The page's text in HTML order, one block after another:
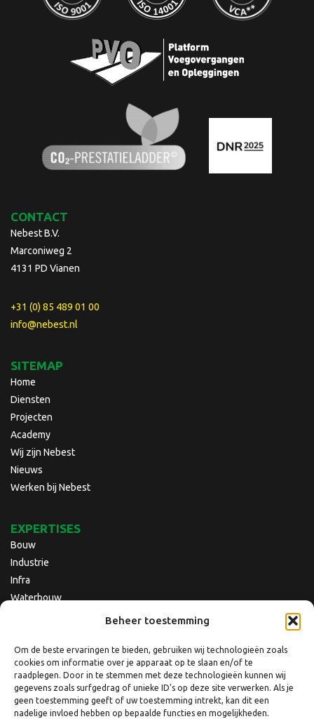
Beheer toestemming
Om de beste ervaringen te bieden, gebruiken wij technologieën zoals
cookies om informatie over je apparaat op te slaan en/of te
raadplegen. Door in te stemmen met deze technologieën kunnen wij
gegevens zoals surfgedrag of unieke ID's op deze site verwerken. Als je
geen toestemming geeft of uw toestemming intrekt, kan dit een
nadelige invloed hebben op bepaalde functies en mogelijkheden.
CONTACT
Nebest B.V.
Marconiweg 2
4131 PD Vianen
+31 (0) 85 489 01 00
info@nebest.nl
SITEMAP
Home
Diensten
Projecten
Academy
Wij zijn Nebest
Nieuws
Werken bij Nebest
EXPERTISES
Bouw
Industrie
Infra
Waterbouw